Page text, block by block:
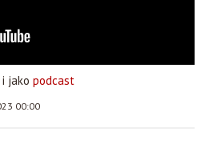
jako podcast
00:00